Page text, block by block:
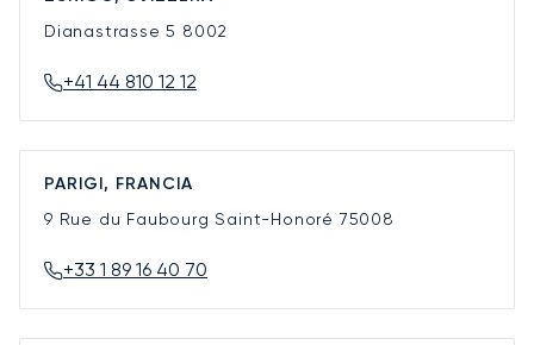
Dianastrasse 5 8002
+41 44 810 12 12
PARIGI, FRANCIA
9 Rue du Faubourg Saint-Honoré 75008
+33 1 89 16 40 70